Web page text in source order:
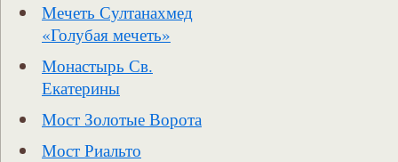
Мечеть Султанахмед
«Голубая мечеть»
Монастырь Св.
Екатерины
Мост Золотые Ворота
Мост Риальто